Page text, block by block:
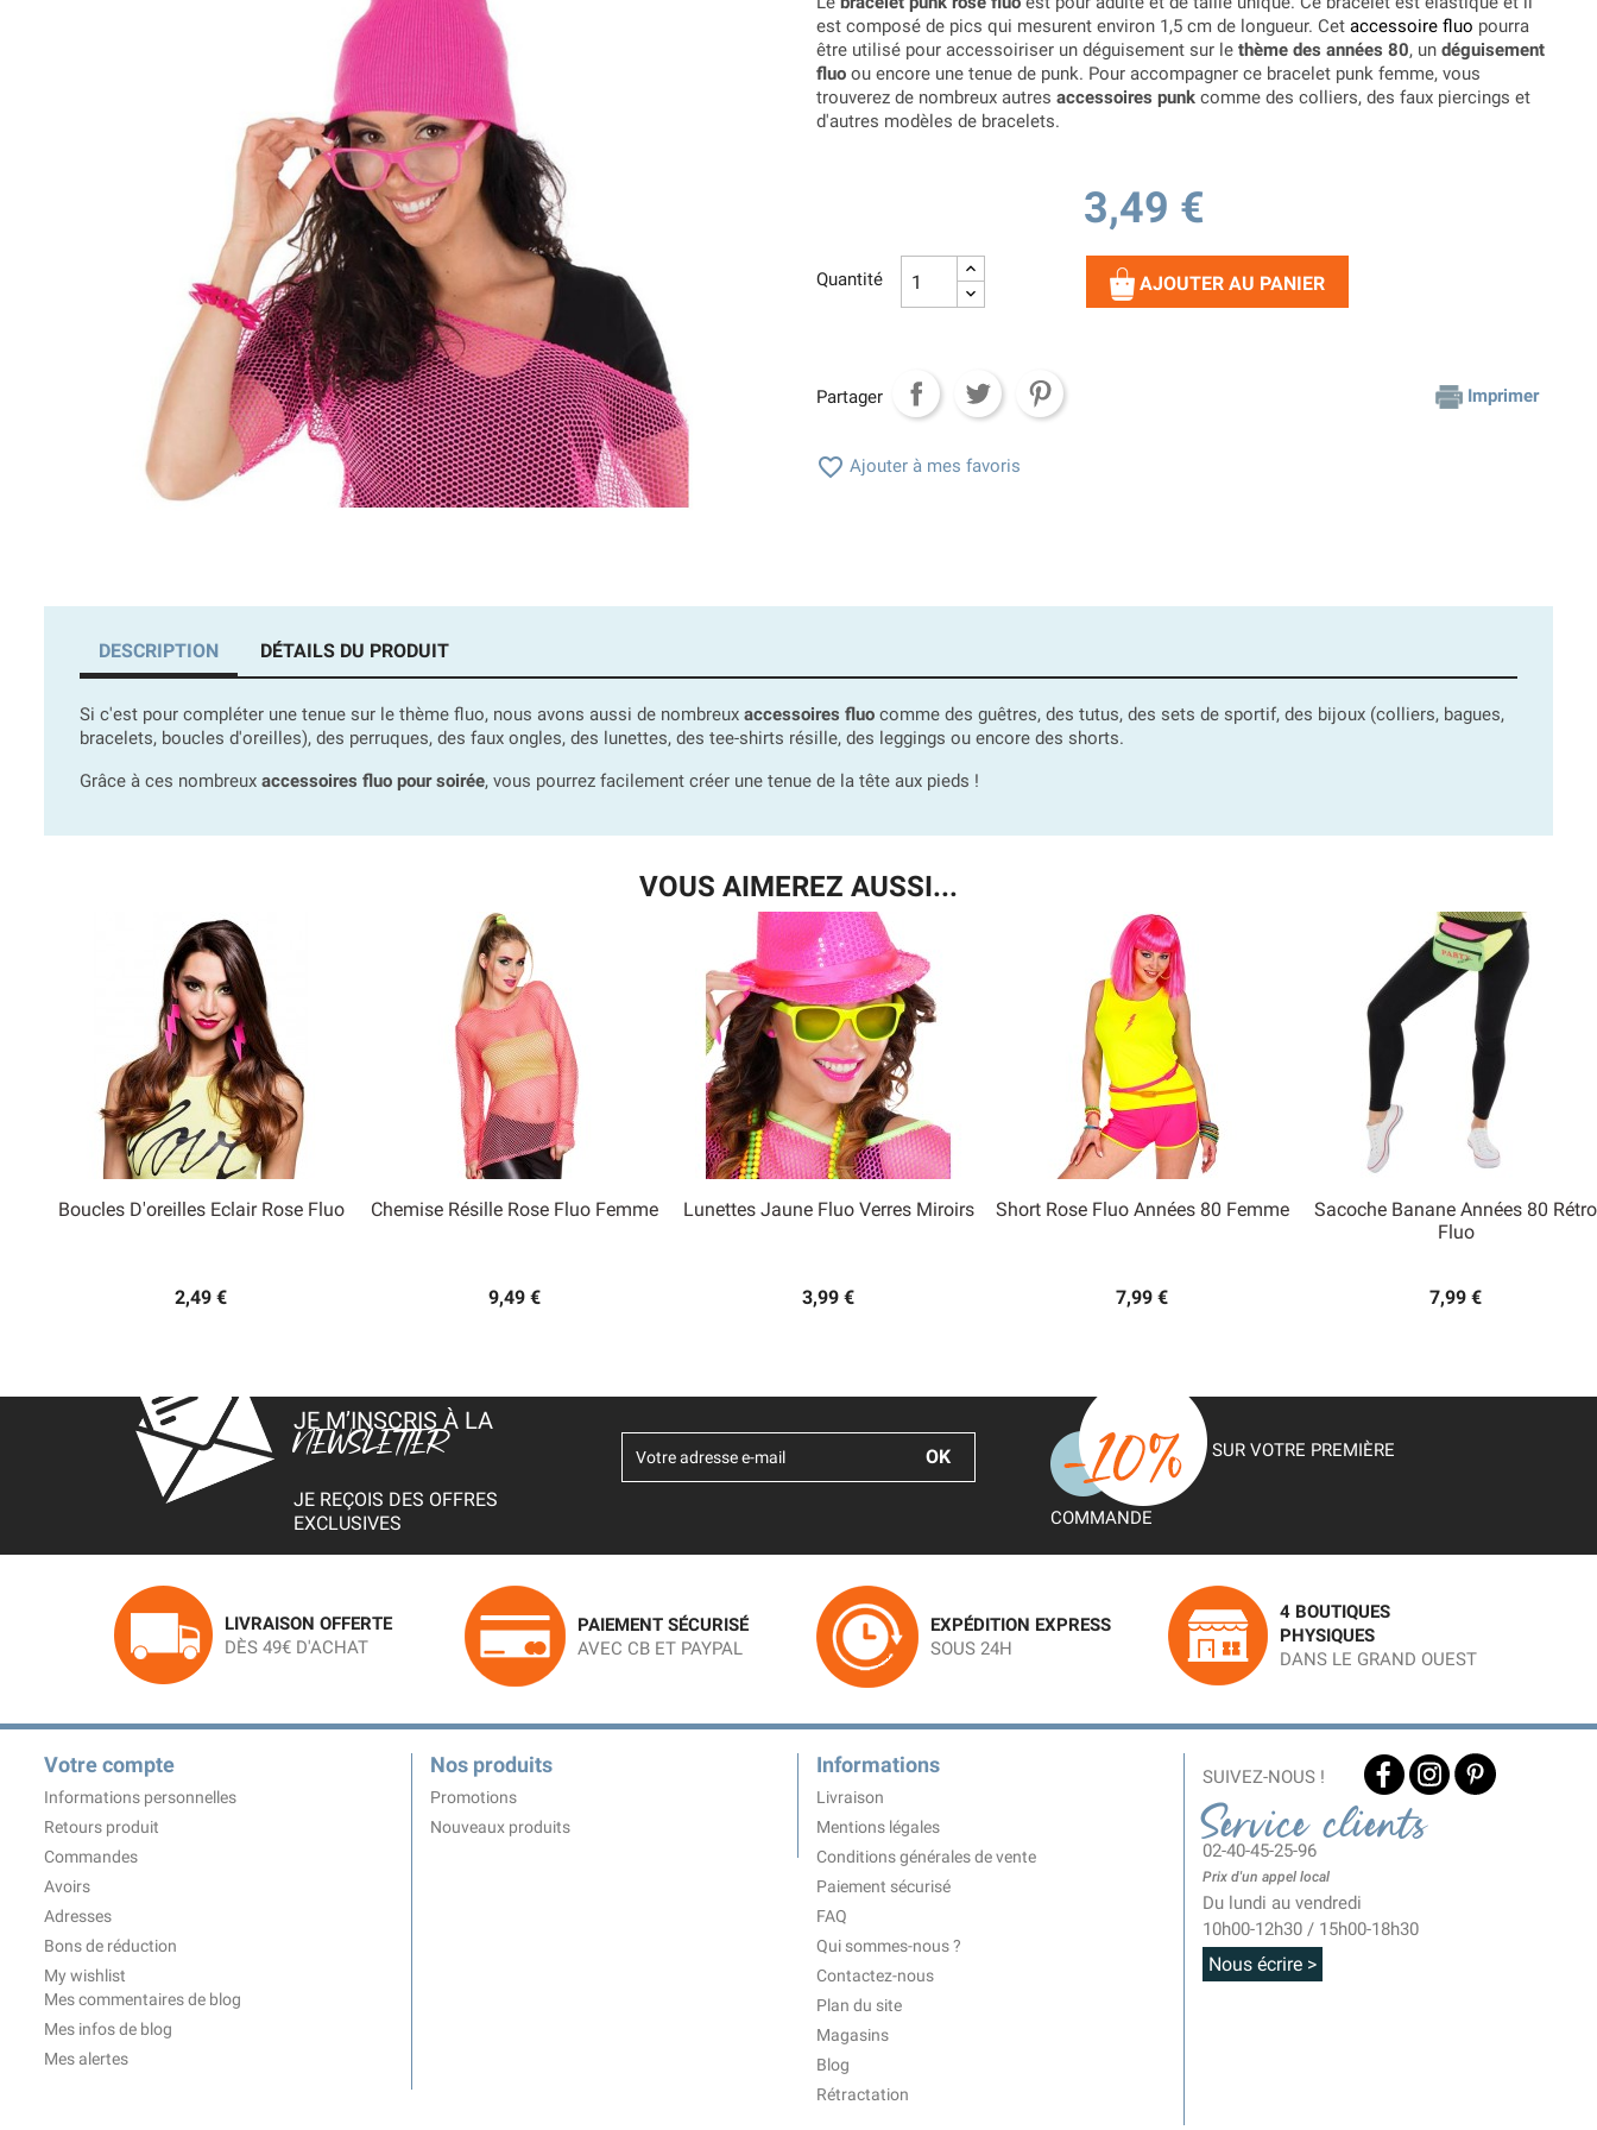
est composé de pics qui mesurent environ 1,5 cm de longueur. Cet accessoire fluo pourra
être utilisé pour accessoiriser un déguisement sur le thème des années 80, un déguisement
fluo ou encore une tenue de punk. Pour accompagner ce bracelet punk femme, vous
trouverez de nombreux autres accessoires punk comme des colliers, des faux piercings et
d'autres modèles de bracelets.
3,49 €
Quantité AJOUTER AU PANIER
Partager Imprimer
 Ajouter à mes favoris
DESCRIPTION DÉTAILS DU PRODUIT
Si c'est pour compléter une tenue sur le thème fluo, nous avons aussi de nombreux accessoires fluo comme des guêtres, des tutus, des sets de sportif, des bijoux (colliers, bagues,
bracelets, boucles d'oreilles), des perruques, des faux ongles, des lunettes, des tee-shirts résille, des leggings ou encore des shorts.
Grâce à ces nombreux accessoires fluo pour soirée, vous pourrez facilement créer une tenue de la tête aux pieds !
VOUS AIMEREZ AUSSI...
Boucles D'oreilles Eclair Rose Fluo
2,49 €
Chemise Résille Rose Fluo Femme
9,49 €
Lunettes Jaune Fluo Verres Miroirs
3,99 €
Short Rose Fluo Années 80 Femme
7,99 €
Sacoche Banane Années 80 Rétro
Fluo
7,99 €
Aperçu rapide
JE M’INSCRIS À LA
NEWSLETTER
JE REÇOIS DES OFFRES
EXCLUSIVES
SUR VOTRE PREMIÈRE
COMMANDE
LIVRAISON OFFERTE
DÈS 49€ D'ACHAT
PAIEMENT SÉCURISÉ
AVEC CB ET PAYPAL
EXPÉDITION EXPRESS
SOUS 24H
4 BOUTIQUES
PHYSIQUES
DANS LE GRAND OUEST
Votre compte
Informations personnelles
Retours produit
Commandes
Avoirs
Adresses
Bons de réduction
My wishlist
Mes commentaires de blog
Mes infos de blog
Mes alertes
Nos produits
Promotions
Nouveaux produits
Informations
Livraison
Mentions légales
Conditions générales de vente
Paiement sécurisé
FAQ
Qui sommes-nous ?
Contactez-nous
Plan du site
Magasins
Blog
Rétractation
SUIVEZ-NOUS !
Service clients
02-40-45-25-96
Prix d'un appel local
Du lundi au vendredi
10h00-12h30 / 15h00-18h30
Nous écrire >